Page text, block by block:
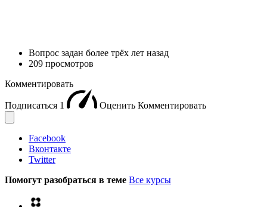
Вопрос задан более трёх лет назад
209 просмотров
Комментировать
Подписаться 1 Оценить Комментировать
Facebook
Вконтакте
Twitter
Помогут разобраться в теме Все курсы